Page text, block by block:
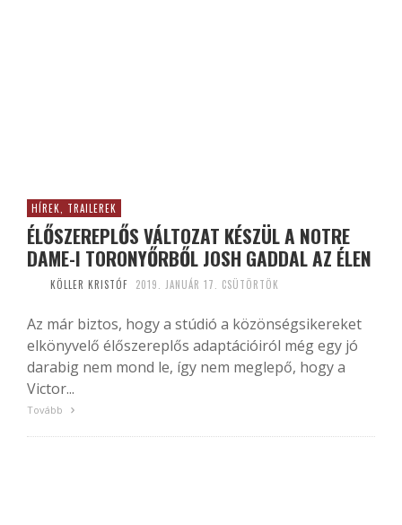
HÍREK, TRAILEREK
ÉLŐSZEREPLŐS VÁLTOZAT KÉSZÜL A NOTRE
DAME-I TORONYŐRBŐL JOSH GADDAL AZ ÉLEN
KÖLLER KRISTÓF 2019. JANUÁR 17. CSÜTÖRTÖK
Az már biztos, hogy a stúdió a közönségsikereket
elkönyvelő élőszereplős adaptációiról még egy jó
darabig nem mond le, így nem meglepő, hogy a
Victor...
Tovább